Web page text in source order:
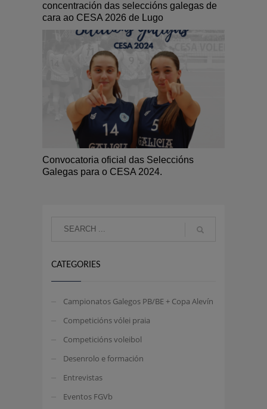
concentración das seleccións galegas de
cara ao CESA 2026 de Lugo
Convocatoria oficial das Seleccións
Galegas para o CESA 2024.
CATEGORIES
Campionatos Galegos PB/BE + Copa Alevín
Competicións vólei praia
Competicións voleibol
Desenrolo e formación
Entrevistas
Eventos FGVb